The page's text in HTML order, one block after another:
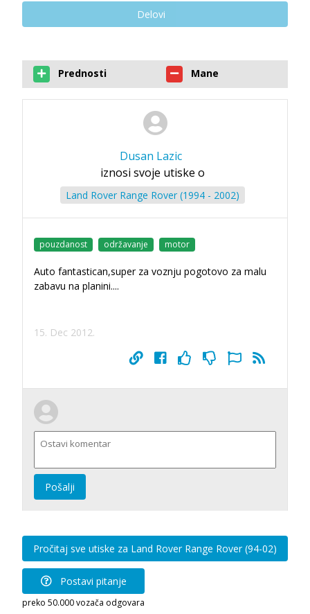
Delovi
Prednosti Mane
Dusan Lazic
iznosi svoje utiske o
Land Rover Range Rover (1994 - 2002)
pouzdanost održavanje motor
Auto fantastican,super za voznju pogotovo za malu
zabavu na planini....
15. Dec 2012.
Pošalji
Pročitaj sve utiske za Land Rover Range Rover (94-02)
Postavi pitanje
preko 50.000 vozača odgovara